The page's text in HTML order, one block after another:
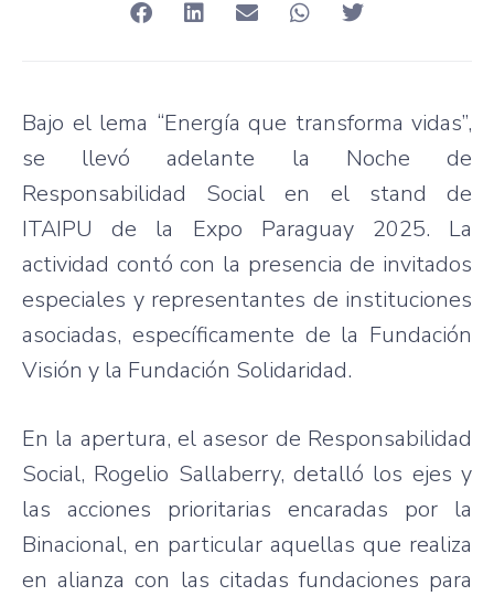
Bajo el lema “Energía que transforma vidas”,
se llevó adelante la Noche de
Responsabilidad Social en el stand de
ITAIPU de la Expo Paraguay 2025. La
actividad contó con la presencia de invitados
especiales y representantes de instituciones
asociadas, específicamente de la Fundación
Visión y la Fundación Solidaridad.
En la apertura, el asesor de Responsabilidad
Social, Rogelio Sallaberry, detalló los ejes y
las acciones prioritarias encaradas por la
Binacional, en particular aquellas que realiza
en alianza con las citadas fundaciones para